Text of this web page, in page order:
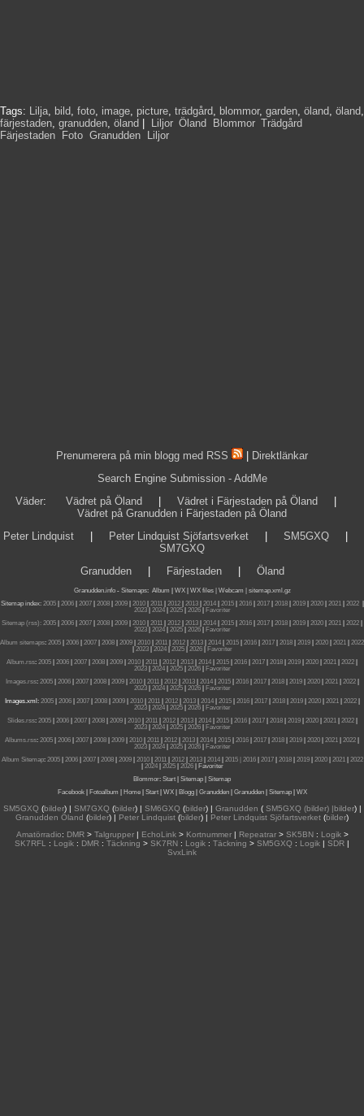
Tags: Lilja, bild, foto, image, picture, trädgård, blommor, garden, öland, öland,
färjestaden, granudden, öland Liljor, Öland Blommor, Trädgård
Färjestaden
Foto Granudden Liljor,
Prenumerera på min blogg med RSS
Direktlänkar
Search Engine Submission - AddMe
Väder: Vädret på Öland Vädret i Färjestaden på Öland
Vädret på Granudden i Färjestaden på Öland
Peter Lindquist
Peter Lindquist Sjöfartsverket SM5GXQ
SM7GXQ
Granudden| Färjestaden| Öland
Granudden.info- Sitemaps: Album WX WX files | Webcam |
sitemap.xml.gz
Sitemap index: 2005| 2006| 2007| 2008| 2009| 2010| 2011| 2012| 2013| 2014| 2015| 2016| 2017| 2018| 2019| 2020| 2021| 2022|
2023| 2024| 2025| 2026|
Favoriter
Sitemap (rss): 2005 2006 2007 2008 2009 2010 2011 2012 2013 2014 2015 2016 2017 2018 2019 2020 2021 2022
2023| 2024| 2025| 2026|
Favoriter
Album sitemaps: 2005 2006 2007 2008 2009 2010 2011 2012 2013 2014 2015 2016 2017 2018 2019 2020 2021
2022
2023| 2024| 2025| 2026|
Favoriter
Album.rss: 2005 2006 2007 2008 2009 2010 2011 2012 2013 2014 2015 2016 2017 2018 2019 2020 2021 2022
2023| 2024| 2025| 2026|
Favoriter
Images.rss: 2005| 2006| 2007| 2008| 2009| 2010| 2011| 2012| 2013| 2014| 2015| 2016| 2017| 2018| 2019| 2020| 2021| 2022|
2023| 2024| 2025| 2026|
Favoriter
Images.xml: 2005| 2006| 2007| 2008| 2009| 2010| 2011| 2012| 2013| 2014| 2015| 2016| 2017| 2018| 2019| 2020| 2021| 2022|
2023| 2024| 2025| 2026|
Favoriter
Slides.rss: 2005| 2006| 2007| 2008| 2009| 2010| 2011| 2012| 2013| 2014| 2015| 2016| 2017| 2018| 2019| 2020| 2021| 2022|
2023| 2024| 2025| 2026|
Favoriter
Albums.rss: 2005 2006 2007 2008 2009 2010 2011 2012 2013 2014 2015 2016 2017 2018 2019 2020 2021 2022
2023| 2024| 2025| 2026|
Favoriter
Album Sitemap: 2005| 2006| 2007| 2008| 2009| 2010| 2011| 2012| 2013| 2014| 2015 | 2016| 2017| 2018| 2019| 2020| 2021| 2022
2024| 2025| 2026|
Favoriter
Blommor: Start Sitemap
Sitemap
Facebook| Fotoalbum Home| Start| WX| Blogg| Granudden| Granudden| Sitemap| WX
SM5GXQ(bilder) | SM7GXQ(bilder) | SM6GXQ(bilder) | Granudden (SM5GXQ (bilder) |bilder) |
Granudden Öland (bilder) | Peter Lindquist (bilder) | Peter Lindquist Sjöfartsverket (bilder)
Amatörradio: DMR> Talgrupper| EchoLink> Kortnummer| Repeatrar> SK5BN: Logik>
SK7RFL
: Logik : DMR : Täckning > SK7RN : Logik : Täckning > SM5GXQ : Logik | SDR |
SvxLink